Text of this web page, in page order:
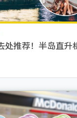
处推荐！半岛直升